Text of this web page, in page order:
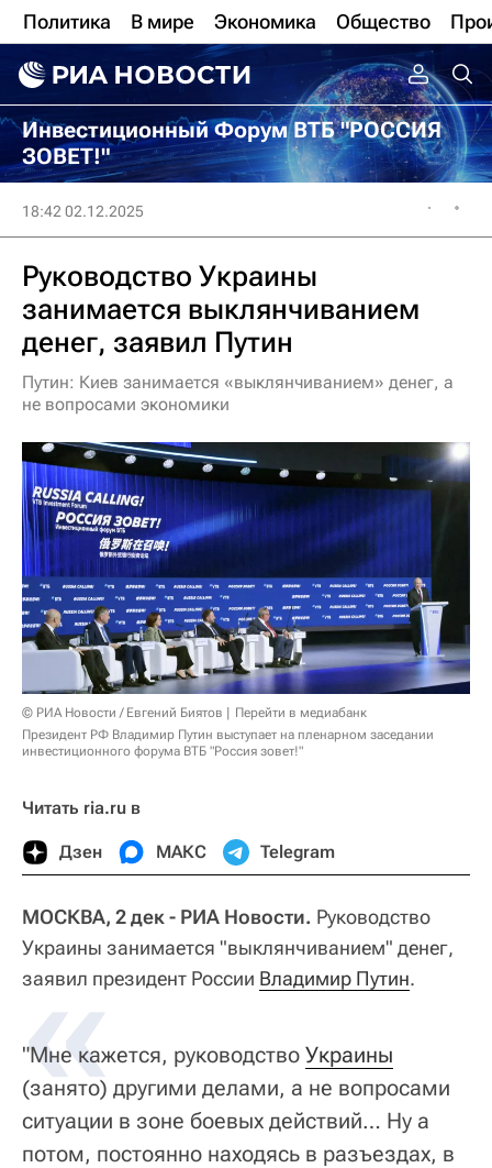
Политика В мире Экономика Общество
Инвестиционный Форум ВТБ "РОССИЯ
ЗОВЕТ!"
18:42 02.12.2025
Руководство Украины
занимается выклянчиванием
денег, заявил Путин
Путин: Киев занимается «выклянчиванием» денег, а
не вопросами экономики
© РИА Новости / Евгений Биятов
Перейти в медиабанк
Президент РФ Владимир Путин выступает на пленарном заседании
инвестиционного форума ВТБ "Россия зовет!"
Читать ria.ru в
Дзен МАКС Telegram
МОСКВА, 2 дек - РИА Новости. Руководство
Украины занимается "выклянчиванием" денег,
заявил президент России Владимир Путин.
«
"Мне кажется, руководство Украины
(занято) другими делами, а не вопросами
ситуации в зоне боевых действий… Ну а
потом, постоянно находясь в разъездах, в